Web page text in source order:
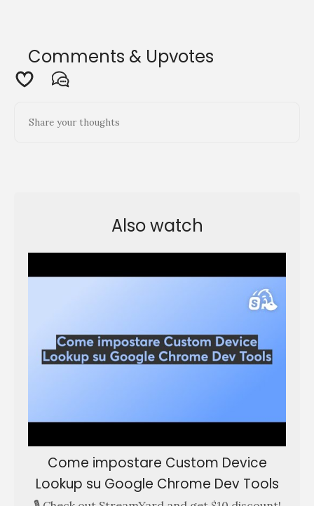
Comments & Upvotes
Also watch
Come impostare Custom Device
Lookup su Google Chrome Dev Tools